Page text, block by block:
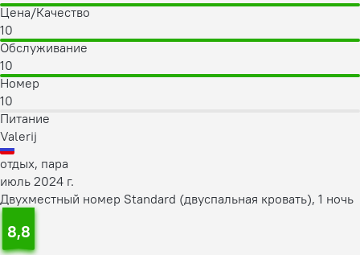
Цена/Качество
10
Обслуживание
10
Номер
10
Питание
Valerij
отдых, пара
июль 2024 г.
Двухместный номер Standard (двуспальная кровать), 1 ночь
8,8